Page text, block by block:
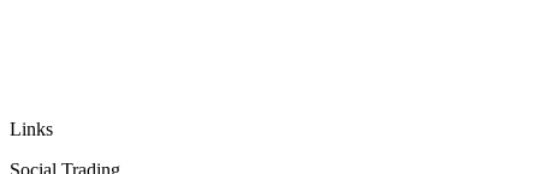
Links
Social Trading